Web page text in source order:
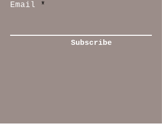
Email
Subscribe